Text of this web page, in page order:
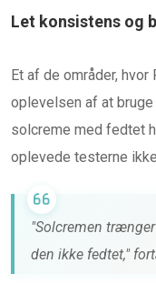
Let konsistens og
Et af de områder,
oplevelsen af at
solcreme med fedtet
oplevede testerne
"Solcremen
den ikke fedtet,"